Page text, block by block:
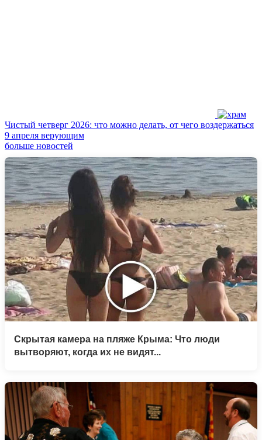
Чистый четверг 2026: что можно делать, от чего воздержаться
9 апреля верующим
больше новостей
Скрытая камера на пляже Крыма: Что люди
вытворяют, когда их не видят...